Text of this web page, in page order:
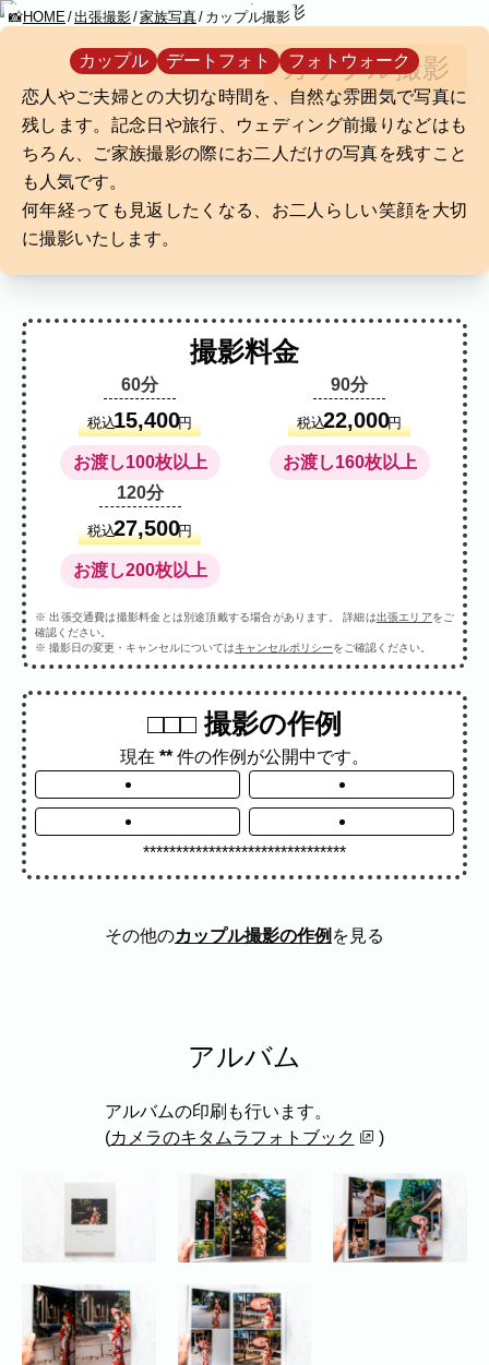
KUMICODE
出張撮影
出張撮影
下記より、ご希望の撮影カテゴリをご覧い
ただけます。
ネット予約では予約状況の確認からご予約
まで、スムーズにご利用いただけます。
家族写真
七五三 入学式・卒業式
カップル
マタニティ
ビジネス
建築・不動産
店舗・会社
プロフィール
イベント
ネット予約
空き状況の確認からご予約まで、24時間いつでもご利用
撮影実績
撮影実績
ご希望の撮影カテゴリをご確認いただけま
す。
最新の撮影実績もあわせて掲載しています
ので、写真の雰囲気を見ながらお選びくだ
ビジネスの撮影実績
プロフィール
料理 ECサイト商品
空き状況の確認からご予約まで、24時間いつでもご利用
いただけます。
出張エリア
出張エリア
下記より、よく伺う出張エリアをご覧いた
HOME 出張撮影 家族写真 カップル撮影
カップル撮影
恋人やご夫婦との大切な時間を、自然な雰囲気で写真に
残します。記念日や旅行、ウェディング前撮りなどはも
ちろん、ご家族撮影の際にお二人だけの写真を残すこと
も人気です。
何年経っても見返したくなる、お二人らしい笑顔を大切
に撮影いたします。
カップル デートフォト フォトウォーク
撮影料金
60分
税込15,400円
お渡し100枚以上
90分
税込22,000円
お渡し160枚以上
120分
税込27,500円
お渡し200枚以上
※ 出張交通費は撮影料金とは別途頂戴する場合があります。 詳細は出張エリアをご
確認ください。
※ 撮影日の変更・キャンセルについてはキャンセルポリシーをご確認ください。
□□□ 撮影の作例
現在 ** 件の作例が公開中です。
*******************************
その他のカップル撮影の作例 を見る
アルバム
アルバムの印刷も行います。
(カメラのキタムラフォトブック )